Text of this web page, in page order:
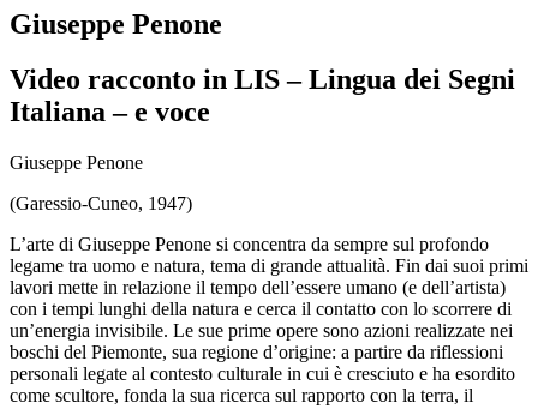
Mostre
Eventi
del
Cosmo
EN
Accessibilità
Educazione
News
Dipartimento
Educazione
Formazione
e
Ricerca
Famiglie
Giuseppe Penone
Video racconto in LIS – Lingua dei Segni
Italiana – e voce
Giuseppe Penone
(Garessio-Cuneo, 1947)
L’arte di Giuseppe Penone si concentra da sempre sul profondo
legame tra uomo e natura, tema di grande attualità. Fin dai suoi primi
lavori mette in relazione il tempo dell’essere umano (e dell’artista)
con i tempi lunghi della natura e cerca il contatto con lo scorrere di
un’energia invisibile. Le sue prime opere sono azioni realizzate nei
boschi del Piemonte, sua regione d’origine: a partire da riflessioni
personali legate al contesto culturale in cui è cresciuto e ha esordito
come scultore, fonda la sua ricerca sul rapporto con la terra, il